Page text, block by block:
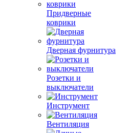
Придверные
коврики
Дверная фурнитура
Розетки и
выключатели
Инструмент
Вентиляция